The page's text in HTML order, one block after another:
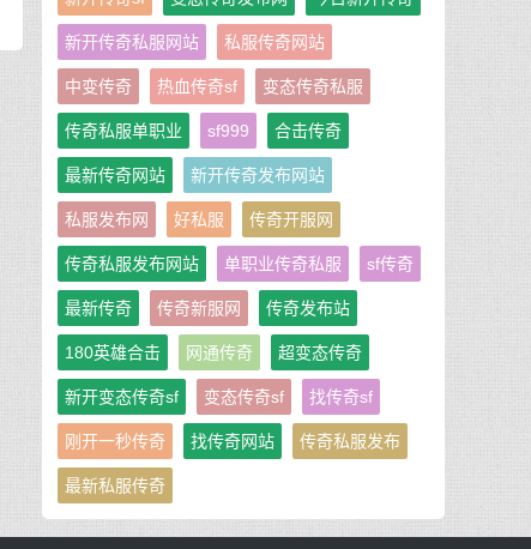
新开传奇私服网站 私服传奇网站
中变传奇 热血传奇sf 变态传奇私服
传奇私服单职业 sf999 合击传奇
最新传奇网站 新开传奇发布网站
私服发布网 好私服 传奇开服网
传奇私服发布网站 单职业传奇私服 sf传奇
最新传奇 传奇新服网 传奇发布站
180英雄合击 网通传奇 超变态传奇
新开变态传奇sf 变态传奇sf 找传奇sf
刚开一秒传奇 找传奇网站 传奇私服发布
最新私服传奇